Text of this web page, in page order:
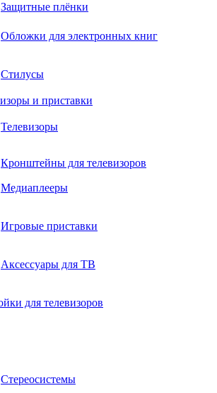
Защитные плёнки
Обложки для электронных книг
Стилусы
и приставки
Телевизоры
Кронштейны для телевизоров
Медиаплееры
Игровые приставки
Аксессуары для ТВ
для телевизоров
Стереосистемы